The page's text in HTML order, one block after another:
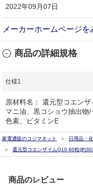
2022年09月07日
メーカーホームページを
商品の詳細規格
仕様1
原材料名： 還元型コエン
マニ油、黒コショウ抽出物
色素、ビタミンE
家電通販のコジマネット 日用品・
還元型コエンザイムQ10 60粒(約30
商品のレビュー